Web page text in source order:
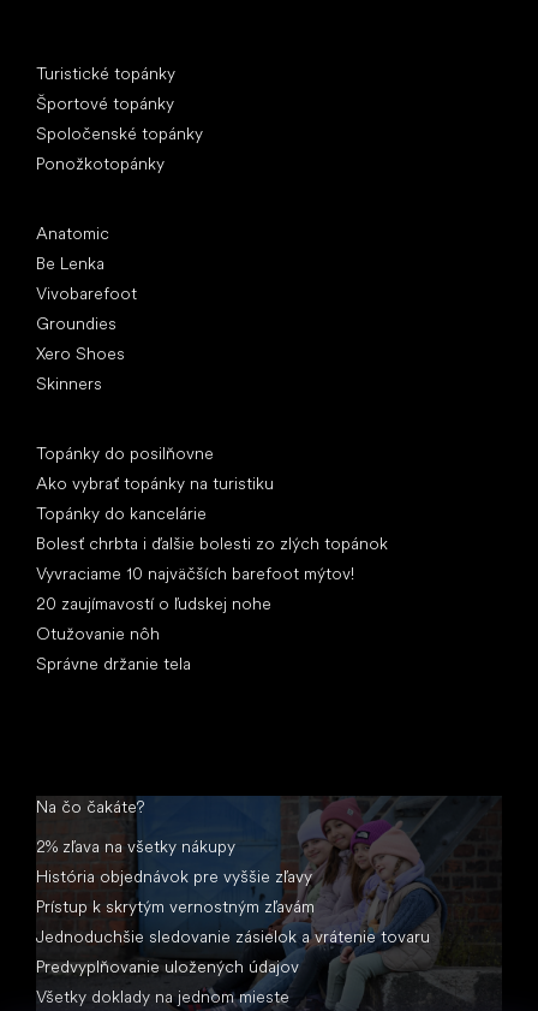
Turistické topánky
Športové topánky
Spoločenské topánky
Ponožkotopánky
Anatomic
Be Lenka
Vivobarefoot
Groundies
Xero Shoes
Skinners
Topánky do posilňovne
Ako vybrať topánky na turistiku
Topánky do kancelárie
Bolesť chrbta i ďalšie bolesti zo zlých topánok
Vyvraciame 10 najväčších barefoot mýtov!
20 zaujímavostí o ľudskej nohe
Otužovanie nôh
Správne držanie tela
Na čo čakáte?
2% zľava na všetky nákupy
História objednávok pre vyššie zľavy
Prístup k skrytým vernostným zľavám
Jednoduchšie sledovanie zásielok a vrátenie tovaru
Predvyplňovanie uložených údajov
Všetky doklady na jednom mieste